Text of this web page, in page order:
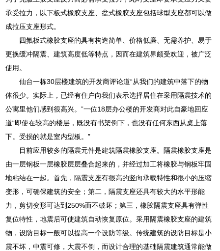
承受拉力，以下板式橡胶支座、盆式橡胶支座包括球型支座都可以做
成拉压支座形式。
四氟板式橡胶支座的具有构造简单、价格低廉、无需养护、易于
更换缓冲隔震、建筑高度低等特点，因而在建筑界颇受欢迎，被广泛
使用。
仙台一栋30层楼建筑的开发商评论道“从我们的建筑中落下的物
体很少。实际上，已经有住户向我们表示选择居住在采用隔震技术的
公寓里他们感到很高兴。”一位18层办公楼的开发商对此自豪地回应
道“即使在较高的楼层，既没有书架倒下，也没有任何东西从桌上落
下。受损的就是室内型板。”
目前应用较多的隔震元件是建筑隔震橡胶支座。隔震橡胶支座是
由一层钢板一层橡胶层层叠合起来的，并经过加工将橡胶与钢板牢固
地粘结在一起。首先，隔震支座有很高的竖向承载特性和很小的压缩
变形，可确保建筑的安全；第二，隔震支座还具有较大的水平形能
力，剪切变形可达到250%而不破坏；第三，橡胶隔震支座具有弹性
复位特性，地震后可使建筑自动恢复原位。采用隔震橡胶支座的建筑
物，设防目标一般可以提高一个设防等级。传统建筑的设防目标是小
震不坏，中震可修，大震不倒，而设计合理的基础隔震建筑通常能做